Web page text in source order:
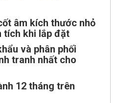
âm kích thước nhỏ
tích khi lắp đặt
và phân phối
tranh nhất cho
12 tháng trên